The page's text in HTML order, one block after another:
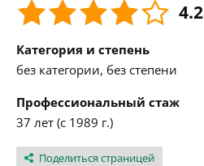
4.2
Категория и степень
без категории, без степени
Профессиональный стаж
37 лет (с 1989 г.)
Поделиться страницей